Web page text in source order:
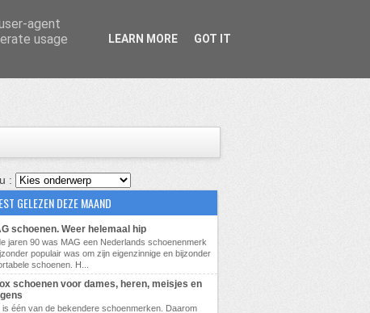
:
GELEZEN DEZE MAAND
schoenen. Weer helemaal hip
jaren 90 was MAG een Nederlands schoenenmerk
populair was om zijn eigenzinnige en bijzonder
schoenen. H...
schoenen voor dames, heren, meisjes en
is één van de bekendere schoenmerken. Daarom
agent
usage
LEARN MORE GOT IT